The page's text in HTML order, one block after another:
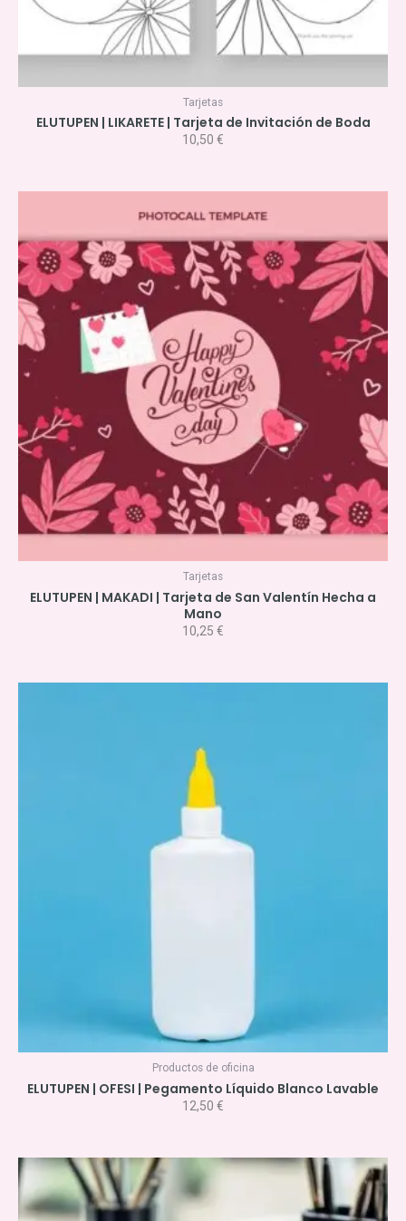
Tarjetas
ELUTUPEN | LIKARETE | Tarjeta de Invitación de Boda
10,50 €
Tarjetas
ELUTUPEN | MAKADI | Tarjeta de San Valentín Hecha a
Mano
10,25 €
Productos de oficina
ELUTUPEN | OFESI | Pegamento Líquido Blanco Lavable
12,50 €